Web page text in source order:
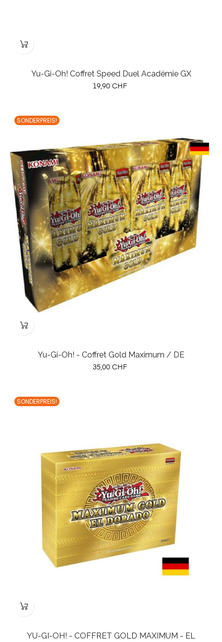
Yu-Gi-Oh! Coffret Speed Duel Académie GX
Preis
19,90 CHF
SONDERPREIS!
Yu-Gi-Oh! - Coffret Gold Maximum / DE
Preis
35,00 CHF
SONDERPREIS!
YU-GI-OH! - COFFRET GOLD MAXIMUM - EL